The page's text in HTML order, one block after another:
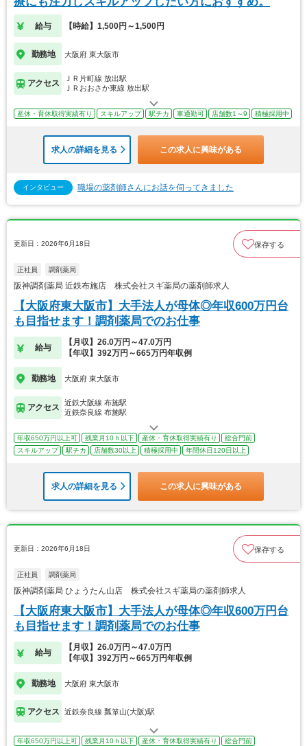
給与 【時給】1,500円～1,500円
勤務地 大阪府 東大阪市
アクセス
ＪＲ片町線 放出駅
ＪＲおおさか東線 放出駅
産休・育休取得実績有り スキルアップ 駅チカ 車通勤可 店舗数1～9 積極採用中
求人の詳細を見る この求人に興味がある
インタビュー 職場の薬剤師さんにお話を伺ってきました
更新日：2026年6月18日 保存する
正社員 調剤薬局
阪神調剤薬局 近鉄布施店 株式会社スギ薬局の薬剤師求人
【大阪府東大阪市】大手法人が母体◎年収600万円台
も目指せます！調剤薬局でのお仕事
給与
【月収】26.0万円～47.0万円
【年収】392万円～665万円年収例
勤務地 大阪府 東大阪市
アクセス
近鉄大阪線 布施駅
近鉄奈良線 布施駅
年収650万円以上可 残業月10ｈ以下 産休・育休取得実績有り
総合門前
スキルアップ
駅チカ 店舗数30以上 積極採用中 年間休日120日以上
求人の詳細を見る この求人に興味がある
更新日：2026年6月18日 保存する
正社員 調剤薬局
阪神調剤薬局 ひょうたん山店 株式会社スギ薬局の薬剤師求人
【大阪府東大阪市】大手法人が母体◎年収600万円台
も目指せます！調剤薬局でのお仕事
給与
【月収】26.0万円～47.0万円
【年収】392万円～665万円年収例
勤務地 大阪府 東大阪市
アクセス 近鉄奈良線 瓢箪山(大阪)駅
年収650万円以上可 残業月10ｈ以下 産休・育休取得実績有り
総合門前